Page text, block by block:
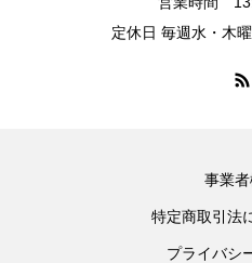
定休日 毎週水・木
事業
特定商取引法
プライバシ